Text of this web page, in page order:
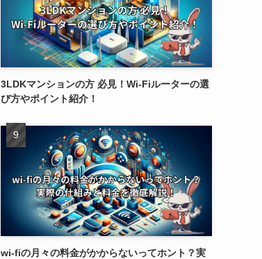
3LDKマンションの方 必見！Wi-Fiルーターの選
び方やポイント紹介！
wi-fiの月々の料金がかからないってホント？実